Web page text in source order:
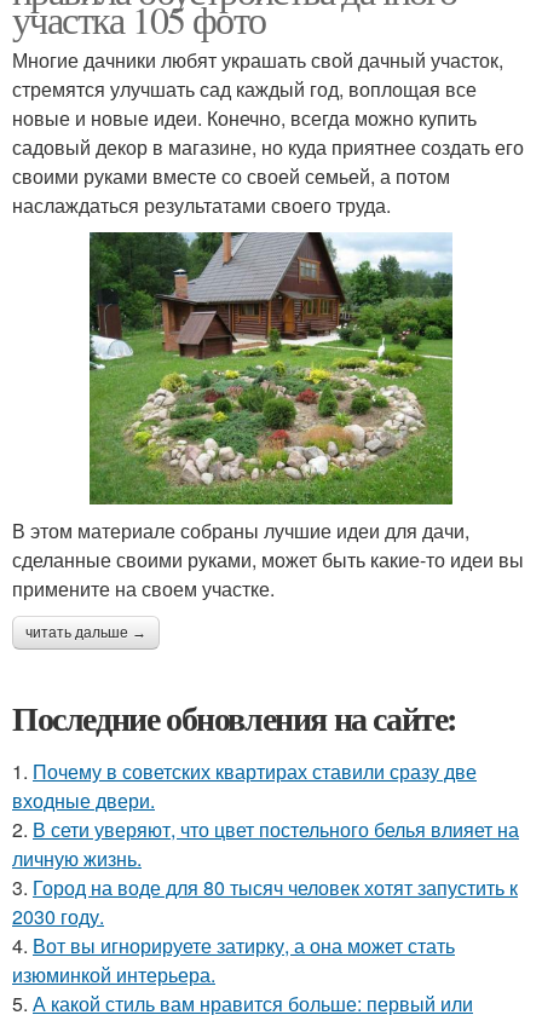
участка 105 фото
Многие дачники любят украшать свой дачный участок,
стремятся улучшать сад каждый год, воплощая все
новые и новые идеи. Конечно, всегда можно купить
садовый декор в магазине, но куда приятнее создать его
своими руками вместе со своей семьей, а потом
наслаждаться результатами своего труда.
В этом материале собраны лучшие идеи для дачи,
сделанные своими руками, может быть какие-то идеи вы
примените на своем участке.
читать дальше →
Последние обновления на сайте:
1. Почему в советских квартирах ставили сразу две
входные двери.
2. В сети уверяют, что цвет постельного белья влияет на
личную жизнь.
3. Город на воде для 80 тысяч человек хотят запустить к
2030 году.
4. Вот вы игнорируете затирку, а она может стать
изюминкой интерьера.
5. А какой стиль вам нравится больше: первый или